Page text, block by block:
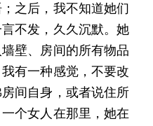
之后，我不知道她们
不发，久久沉默。她
壁、房间的所有物品
有一种感觉，不要改
间自身，或者说住所
个女人在那里，她在